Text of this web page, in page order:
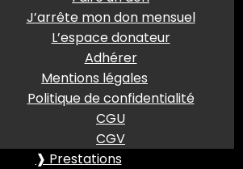
J’arrête mon don mensuel
L’espace donateur
Adhérer
Mentions légales
Politique de confidentialité
CGU
CGV
❱ Prestations